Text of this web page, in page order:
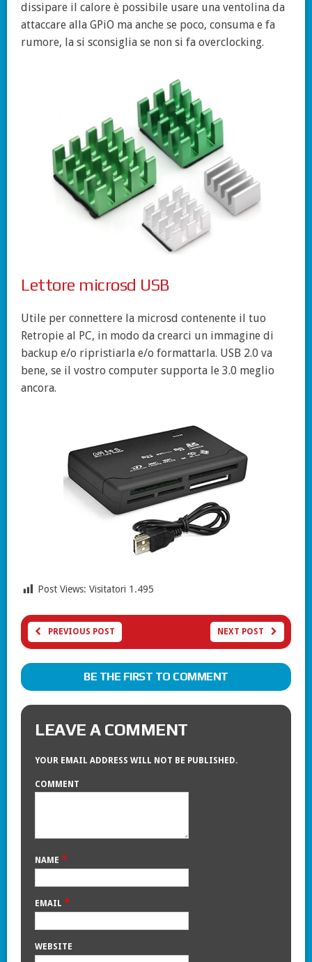
dissipare il calore è possibile usare una ventolina da
attaccare alla GPiO ma anche se poco, consuma e fa
rumore, la si sconsiglia se non si fa overclocking.
Lettore microsd USB
Utile per connettere la microsd contenente il tuo
Retropie al PC, in modo da crearci un immagine di
backup e/o ripristiarla e/o formattarla. USB 2.0 va
bene, se il vostro computer supporta le 3.0 meglio
ancora.
Post Views: Visitatori 1.495
PREVIOUS POST NEXT POST
BE THE FIRST TO COMMENT
LEAVE A COMMENT
YOUR EMAIL ADDRESS WILL NOT BE PUBLISHED.
COMMENT
NAME *
EMAIL *
WEBSITE